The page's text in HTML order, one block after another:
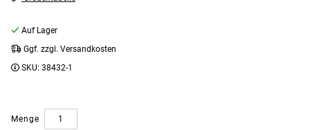
Auf Lager
Ggf. zzgl. Versandkosten
SKU: 38432-1
Menge